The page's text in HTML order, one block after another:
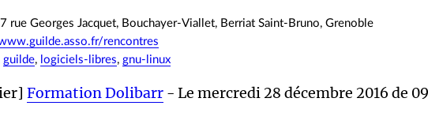
rue Georges Jacquet, Bouchayer-Viallet, Berriat Saint-Bruno, Grenoble
rencontres
guilde, logiciels-libres,gnu-linux
Formation Dolibarr - Le mercredi 28 décembre 2016 de